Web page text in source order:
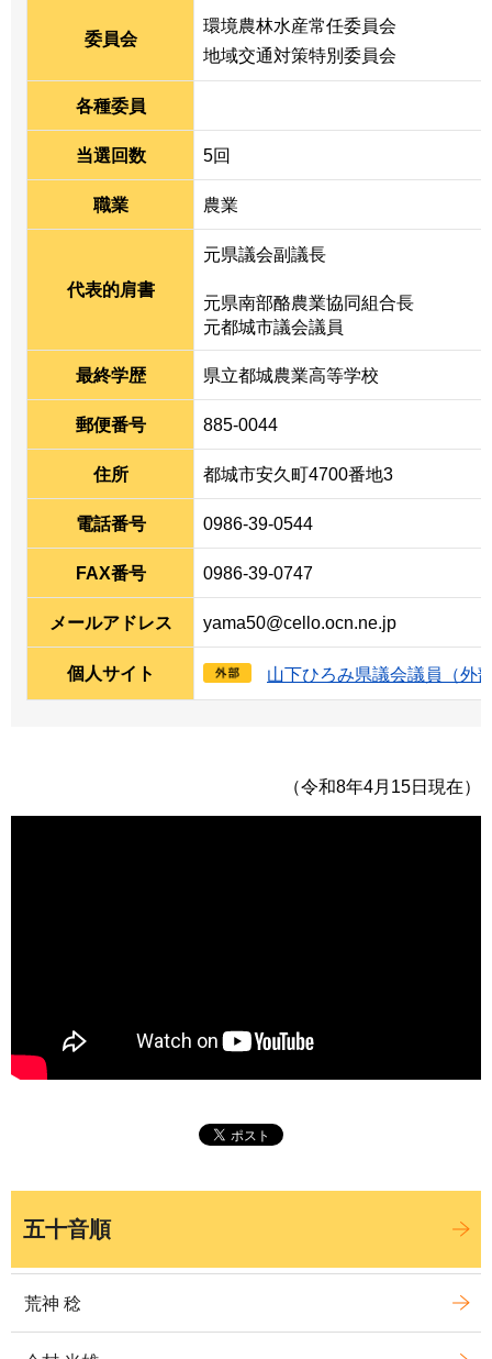
委員会
環境農林水産常任委員会
地域交通対策特別委員会
各種委員
当選回数 5回
職業 農業
代表的肩書
元県議会副議長
元県南部酪農業協同組合長
元都城市議会議員
最終学歴 県立都城農業高等学校
郵便番号 885-0044
住所 都城市安久町4700番地3
電話番号 0986-39-0544
FAX番号 0986-39-0747
メールアドレス yama50@cello.ocn.ne.jp
個人サイト 山下ひろみ県議会議員（外
（令和8年4月15日現在）
五十音順
荒神 稔